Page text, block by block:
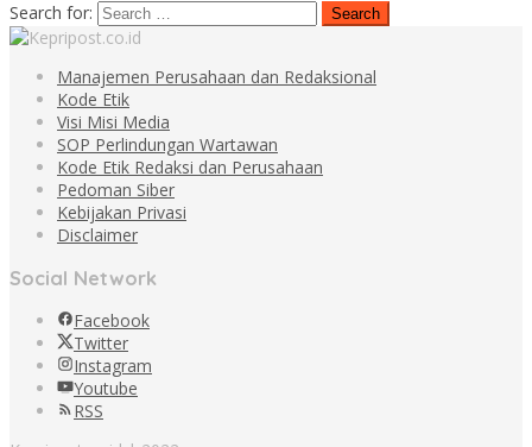
Search for:
Manajemen Perusahaan dan Redaksional
Kode Etik
Visi Misi Media
SOP Perlindungan Wartawan
Kode Etik Redaksi dan Perusahaan
Pedoman Siber
Kebijakan Privasi
Disclaimer
Social Network
Facebook
Twitter
Instagram
Youtube
RSS